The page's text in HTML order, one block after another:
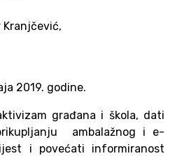
Kranjčević,
2019. godine.
građana i škola, dati
ambalažnog i e-
i povećati informiranost